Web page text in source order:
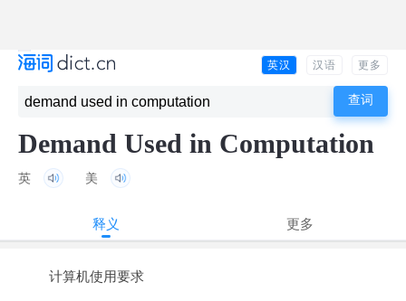
英汉 汉语 更多
Demand Used in Computation
英 美
释义 更多
计算机使用要求